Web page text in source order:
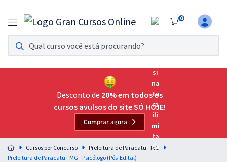
0
Assinatura Ilimitada 11
Acesso a todos os cursos. Teste grátis por 7 dias!
Assinatura OAB Até Passar
Acesso ilimitado a toda preparação para o Exame da
Residências Multiprofissionais
Preparação completa e intensiva para as principais
residências em saúde do Brasil
Desconto de 20% em todos os
cursos avulsos do site SÓ HOJE!
Comprar agora
Cursos por Concurso
Prefeitura de Paracatu - MG
Prefeitura de Paracatu - MG - Psicólogo (Pós-Edital)